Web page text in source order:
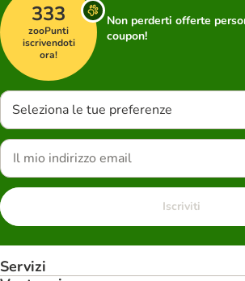
333
zooPunti
iscrivendoti
ora!
Non perderti offerte
coupon!
Seleziona le tue preferenze
Iscriviti
Servizi